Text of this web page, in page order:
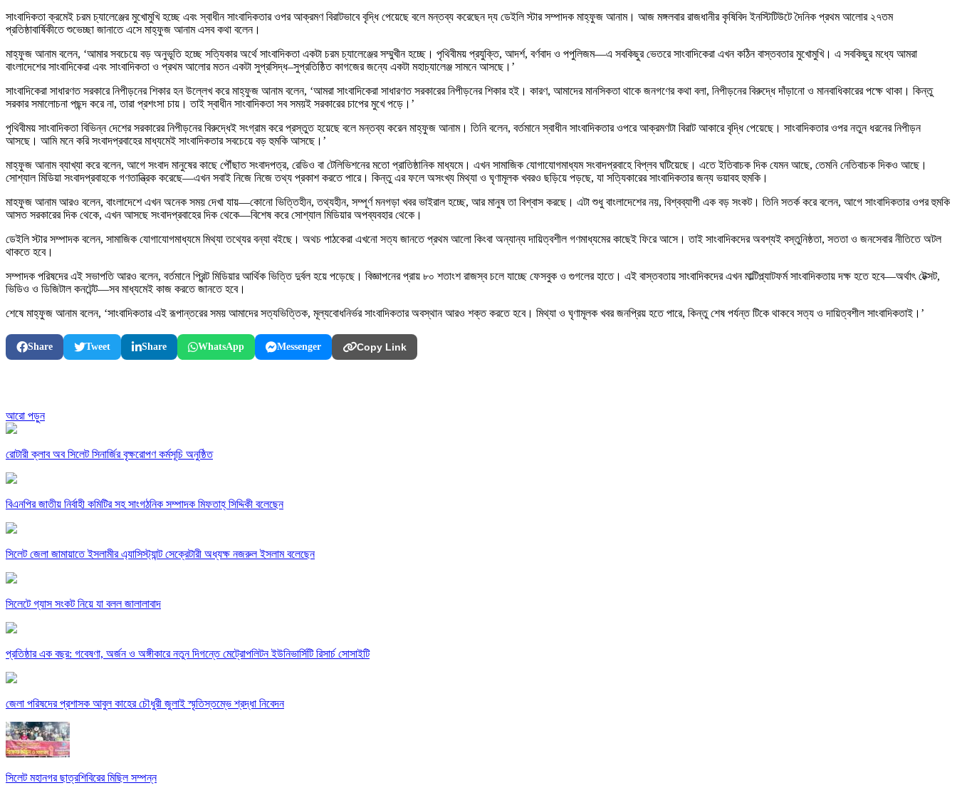
সাংবাদিকতা ক্রমেই চরম চ্যালেঞ্জের মুখোমুখি হচ্ছে এবং স্বাধীন সাংবাদিকতার ওপর আক্রমণ বিরাটভাবে বৃদ্ধি পেয়েছে বলে মন্তব্য করেছেন দ্য ডেইলি স্টার সম্পাদক মাহ্‌ফুজ আনাম। আজ মঙ্গলবার রাজধানীর কৃষিবিদ ইনস্টিটিউটে দৈনিক প্রথম আলোর ২৭তম
প্রতিষ্ঠাবার্ষিকীতে শুভেচ্ছা জানাতে এসে মাহ্‌ফুজ আনাম এসব কথা বলেন।
মাহ্‌ফুজ আনাম বলেন, ‘আমার সবচেয়ে বড় অনুভূতি হচ্ছে সত্যিকার অর্থে সাংবাদিকতা একটা চরম চ্যালেঞ্জের সম্মুখীন হচ্ছে। পৃথিবীময় প্রযুক্তি, আদর্শ, বর্ণবাদ ও পপুলিজম—এ সবকিছুর ভেতরে সাংবাদিকেরা এখন কঠিন বাস্তবতার মুখোমুখি। এ সবকিছুর মধ্যে আমরা
বাংলাদেশের সাংবাদিকেরা এবং সাংবাদিকতা ও প্রথম আলোর মতন একটা সুপ্রসিদ্ধ–সুপ্রতিষ্ঠিত কাগজের জন্যে একটা মহাচ্যালেঞ্জ সামনে আসছে।’
সাংবাদিকেরা সাধারণত সরকারে নিপীড়নের শিকার হন উল্লেখ করে মাহ্‌ফুজ আনাম বলেন, ‘আমরা সাংবাদিকেরা সাধারণত সরকারের নিপীড়নের শিকার হই। কারণ, আমাদের মানসিকতা থাকে জনগণের কথা বলা, নিপীড়নের বিরুদ্ধে দাঁড়ানো ও মানবাধিকারের পক্ষে থাকা। কিন্তু
সরকার সমালোচনা পছন্দ করে না, তারা প্রশংসা চায়। তাই স্বাধীন সাংবাদিকতা সব সময়ই সরকারের চাপের মুখে পড়ে।’
পৃথিবীময় সাংবাদিকতা বিভিন্ন দেশের সরকারের নিপীড়নের বিরুদ্ধেই সংগ্রাম করে প্রস্তুত হয়েছে বলে মন্তব্য করেন মাহ্‌ফুজ আনাম। তিনি বলেন, বর্তমানে স্বাধীন সাংবাদিকতার ওপরে আক্রমণটা বিরাট আকারে বৃদ্ধি পেয়েছে। সাংবাদিকতার ওপর নতুন ধরনের নিপীড়ন
আসছে। আমি মনে করি সংবাদপ্রবাহের মাধ্যমেই সাংবাদিকতার সবচেয়ে বড় হুমকি আসছে।’
মাহ্‌ফুজ আনাম ব্যাখ্যা করে বলেন, আগে সংবাদ মানুষের কাছে পৌঁছাত সংবাদপত্র, রেডিও বা টেলিভিশনের মতো প্রাতিষ্ঠানিক মাধ্যমে। এখন সামাজিক যোগাযোগমাধ্যম সংবাদপ্রবাহে বিপ্লব ঘটিয়েছে। এতে ইতিবাচক দিক যেমন আছে, তেমনি নেতিবাচক দিকও আছে।
সোশ্যাল মিডিয়া সংবাদপ্রবাহকে গণতান্ত্রিক করেছে—এখন সবাই নিজে নিজে তথ্য প্রকাশ করতে পারে। কিন্তু এর ফলে অসংখ্য মিথ্যা ও ঘৃণামূলক খবরও ছড়িয়ে পড়ছে, যা সত্যিকারের সাংবাদিকতার জন্য ভয়াবহ হুমকি।
মাহফুজ আনাম আরও বলেন, বাংলাদেশে এখন অনেক সময় দেখা যায়—কোনো ভিত্তিহীন, তথ্যহীন, সম্পূর্ণ মনগড়া খবর ভাইরাল হচ্ছে, আর মানুষ তা বিশ্বাস করছে। এটা শুধু বাংলাদেশের নয়, বিশ্বব্যাপী এক বড় সংকট। তিনি সতর্ক করে বলেন, আগে সাংবাদিকতার ওপর হুমকি
আসত সরকারের দিক থেকে, এখন আসছে সংবাদপ্রবাহের দিক থেকে—বিশেষ করে সোশ্যাল মিডিয়ার অপব্যবহার থেকে।
ডেইলি স্টার সম্পাদক বলেন, সামাজিক যোগাযোগমাধ্যমে মিথ্যা তথ্যের বন্যা বইছে। অথচ পাঠকেরা এখনো সত্য জানতে প্রথম আলো কিংবা অন্যান্য দায়িত্বশীল গণমাধ্যমের কাছেই ফিরে আসে। তাই সাংবাদিকদের অবশ্যই বস্তুনিষ্ঠতা, সততা ও জনসেবার নীতিতে অটল
থাকতে হবে।
সম্পাদক পরিষদের এই সভাপতি আরও বলেন, বর্তমানে প্রিন্ট মিডিয়ার আর্থিক ভিত্তি দুর্বল হয়ে পড়েছে। বিজ্ঞাপনের প্রায় ৮০ শতাংশ রাজস্ব চলে যাচ্ছে ফেসবুক ও গুগলের হাতে। এই বাস্তবতায় সাংবাদিকদের এখন মাল্টিপ্ল্যাটফর্ম সাংবাদিকতায় দক্ষ হতে হবে—অর্থাৎ টেক্সট,
ভিডিও ও ডিজিটাল কনটেন্ট—সব মাধ্যমেই কাজ করতে জানতে হবে।
শেষে মাহ্‌ফুজ আনাম বলেন, ‘সাংবাদিকতার এই রূপান্তরের সময় আমাদের সত্যভিত্তিক, মূল্যবোধনির্ভর সাংবাদিকতার অবস্থান আরও শক্ত করতে হবে। মিথ্যা ও ঘৃণামূলক খবর জনপ্রিয় হতে পারে, কিন্তু শেষ পর্যন্ত টিকে থাকবে সত্য ও দায়িত্বশীল সাংবাদিকতাই।’
Share Tweet Share WhatsApp Messenger Copy Link
আরো পড়ুন
রোটারী ক্লাব অব সিলেট সিনার্জির বৃক্ষরোপণ কর্মসূচি অনুষ্ঠিত
বিএনপির জাতীয় নির্বাহী কমিটির সহ সাংগঠনিক সম্পাদক মিফতাহ্ সিদ্দিকী বলেছেন
সিলেট জেলা জামায়াতে ইসলামীর এ্যাসিস্ট্যান্ট সেক্রেটারী অধ্যক্ষ নজরুল ইসলাম বলেছেন
সিলেটে গ্যাস সংকট নিয়ে যা বলল জালালাবাদ
প্রতিষ্ঠার এক বছর: গবেষণা, অর্জন ও অঙ্গীকারে নতুন দিগন্তে মেট্রোপলিটন ইউনিভার্সিটি রিসার্চ সোসাইটি
জেলা পরিষদের প্রশাসক আবুল কাহের চৌধুরী জুলাই স্মৃতিস্তম্ভে শ্রদ্ধা নিবেদন
সিলেট মহানগর ছাত্রশিবিরের মিছিল সম্পন্ন